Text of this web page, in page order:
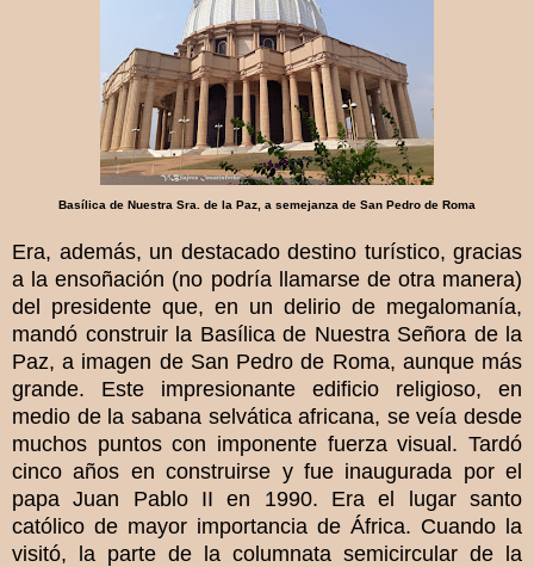
Basílica de Nuestra Sra. de la Paz, a semejanza de San Pedro de Roma
Era, además, un destacado destino turístico, gracias
a la ensoñación (no podría llamarse de otra manera)
del presidente que, en un delirio de megalomanía,
mandó construir la Basílica de Nuestra Señora de la
Paz, a imagen de San Pedro de Roma, aunque más
grande. Este impresionante edificio religioso, en
medio de la sabana selvática africana, se veía desde
muchos puntos con imponente fuerza visual. Tardó
cinco años en construirse y fue inaugurada por el
papa Juan Pablo II en 1990. Era el lugar santo
católico de mayor importancia de África. Cuando la
visitó, la parte de la columnata semicircular de la